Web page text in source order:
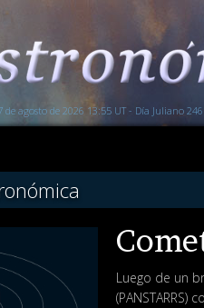
de agosto de 2026 13:55 UT - Día Juliano
Luego de un